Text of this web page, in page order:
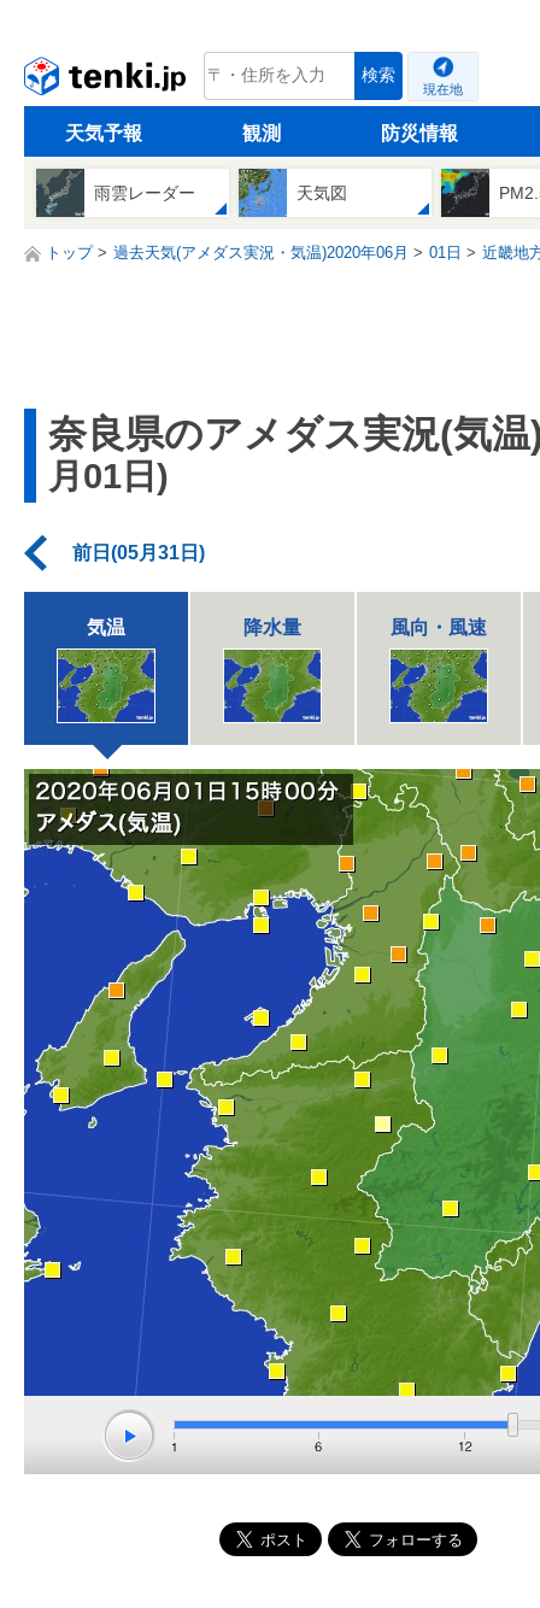
tenki.jp 検索
現在地
天気予報 観測 防災情報
雨雲レーダー 天気図
トップ 過去天気(アメダス実況・気温)2020年06月 01日 近畿地
奈良県のアメダス実況(気温
月01日)
前日(05月31日)
気温 降水量 風向・風速